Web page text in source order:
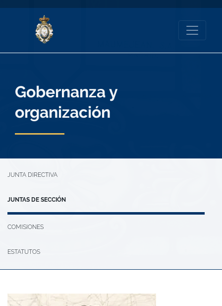
Gobernanza y
organización
JUNTA DIRECTIVA
JUNTAS DE SECCIÓN
COMISIONES
ESTATUTOS